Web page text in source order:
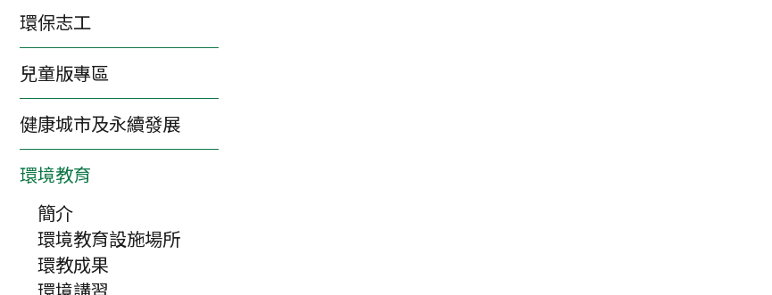
環保志工
兒童版專區
健康城市及永續發展
環境教育
簡介
環境教育設施場所
環教成果